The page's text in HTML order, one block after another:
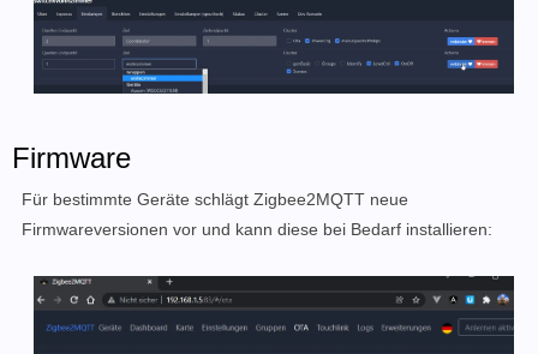
Firmware
Für bestimmte Geräte schlägt Zigbee2MQTT neue
Firmwareversionen vor und kann diese bei Bedarf installieren: